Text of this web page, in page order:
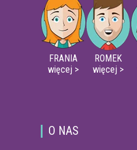
FRANIA
więcej >
ROMEK
więcej >
O NAS